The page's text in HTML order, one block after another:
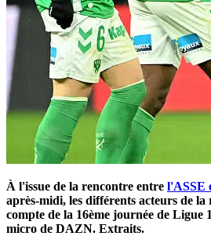
À l'issue de la rencontre entre l'ASSE
après-midi, les différents acteurs de
compte de la 16ème journée de Ligue
micro de DAZN. Extraits.